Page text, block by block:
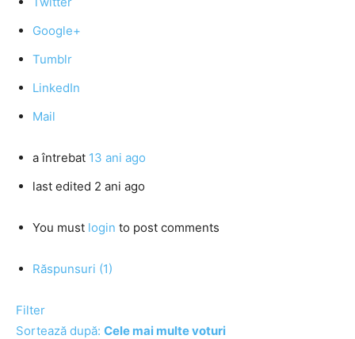
Google+
Tumblr
LinkedIn
Mail
a întrebat 13 ani ago
last edited 2 ani ago
You must login to post comments
Răspunsuri (1)
Filter
Sortează după: Cele mai multe voturi